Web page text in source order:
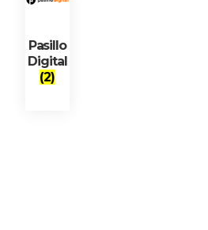
Pasillo
Digital
(2)